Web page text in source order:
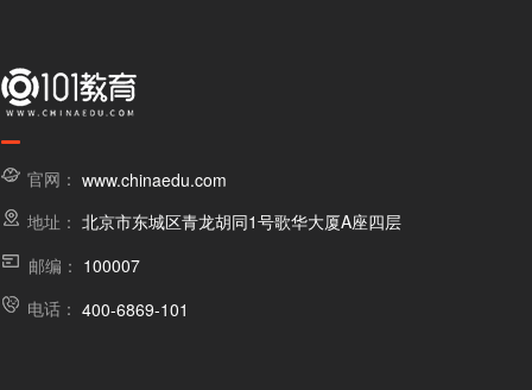
官网： www.chinaedu.com
地址： 北京市东城区青龙胡同1号歌华大厦A座四层
邮编： 100007
电话： 400-6869-101